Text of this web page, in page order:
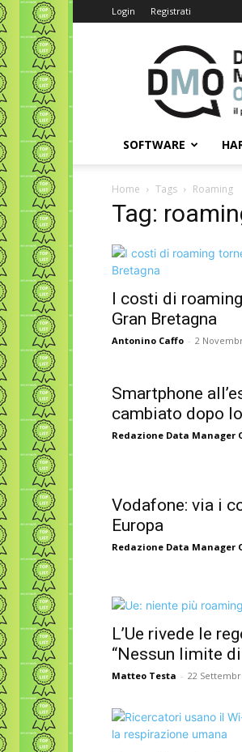
Login Registrati
SOFTWARE
Home Tags Roaming
Tag:
I costi di
Gran Bretagna
Antonino Caffo - 2
Smartphone
cambiato dopo
Redazione Data Manager
Vodafone: via i
Europa
Redazione Data Manager
L’Ue rivede le
“Nessun limite
Matteo Testa - 22